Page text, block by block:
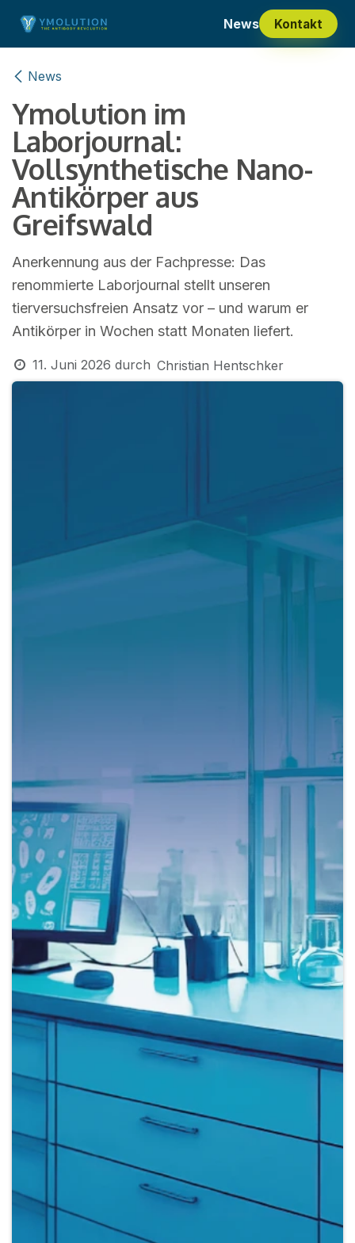
News Kontakt
News
Ymolution im
Laborjournal:
Vollsynthetische Nano-
Antikörper aus
Greifswald
Anerkennung aus der Fachpresse: Das
renommierte Laborjournal stellt unseren
tierversuchsfreien Ansatz vor – und warum er
Antikörper in Wochen statt Monaten liefert.
11. Juni 2026 durch Christian Hentschker